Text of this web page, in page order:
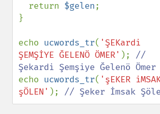
  return
$gelen;
}
echo ucwords_tr( 'ŞEKardi
ŞEMŞİYE ĞELENÖ ÖMER' ); //
echo ucwords_tr( 'şEKER
şÖLEN' ); // Şeker İmsak